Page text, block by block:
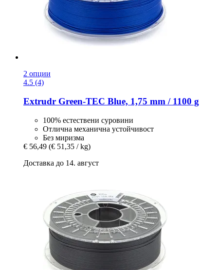
2 опции
4.5 (4)
Extrudr Green-​TEC Blue, 1,75 mm / 1100 g
100% естествени суровини
Отлична механична устойчивост
Без миризма
€ 56,49 (€ 51,35 / kg)
Доставка до 14. август